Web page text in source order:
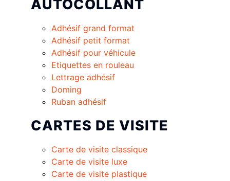
AUTOCOLLANT
Adhésif grand format
Adhésif petit format
Adhésif pour véhicule
Etiquettes en rouleau
Lettrage adhésif
Doming
Ruban adhésif
CARTES DE VISITE
Carte de visite classique
Carte de visite luxe
Carte de visite plastique